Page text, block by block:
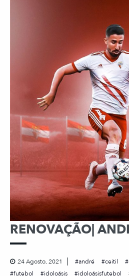
RENOVAÇÃO|
24 Agosto, 2021 andré ceitil
futebol
idoloásis idoloásisfutebol